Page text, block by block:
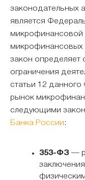
законодательных
является
микрофинансовой
микрофинансовых
закон определяет
ограничения
статьи 12
рынок
следующими
Банка России :
353-ФЗ—